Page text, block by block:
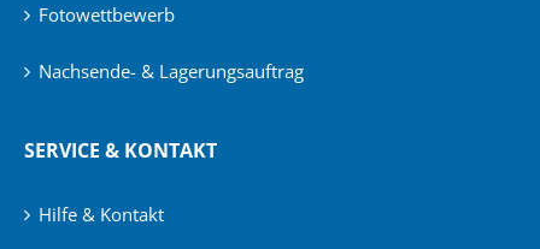
Fotowettbewerb
Nachsende- & Lagerungsauftrag
SERVICE & KONTAKT
Hilfe & Kontakt